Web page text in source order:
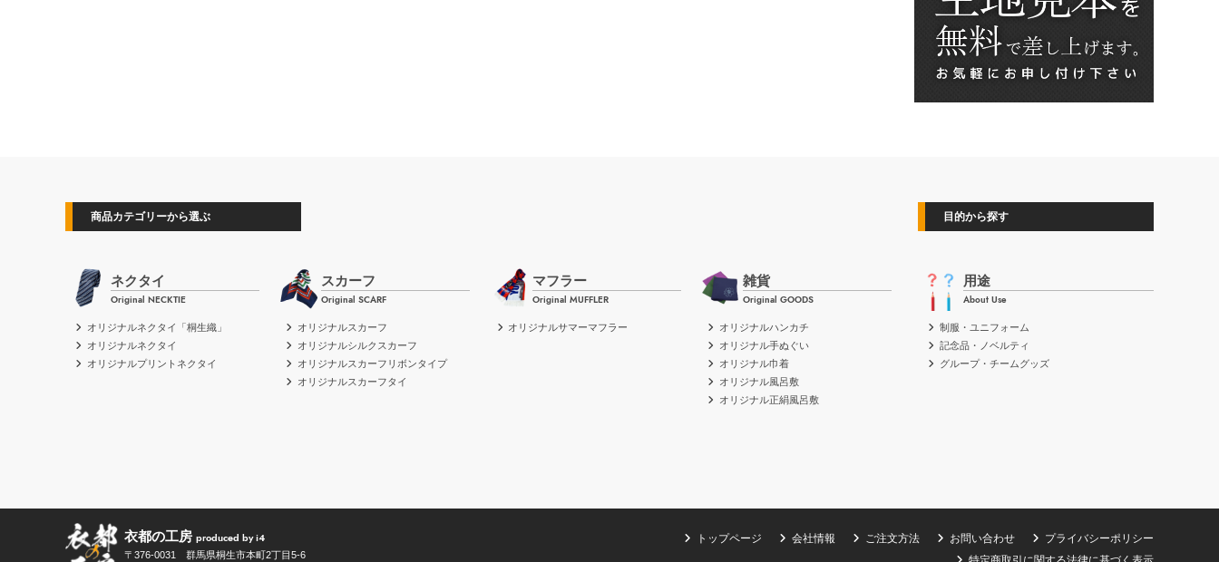
商品カテゴリーから選ぶ
ネクタイ
Original NECKTIE
オリジナルネクタイ「桐生織」
オリジナルネクタイ
オリジナルプリントネクタイ
スカーフ
Original SCARF
オリジナルスカーフ
オリジナルシルクスカーフ
オリジナルスカーフリボンタイプ
オリジナルスカーフタイ
マフラー
Original MUFFLER
オリジナルサマーマフラー
雑貨
Original GOODS
オリジナルハンカチ
オリジナル手ぬぐい
オリジナル巾着
オリジナル風呂敷
オリジナル正絹風呂敷
目的から探す
用途
About Use
制服・ユニフォーム
記念品・ノベルティ
グループ・チームグッズ
衣都の工房 produced by i4
〒376-0031 群馬県桐生市本町2丁目5-6
トップページ 会社情報 ご注文方法 お問い合わせ
プライバシーポリシー